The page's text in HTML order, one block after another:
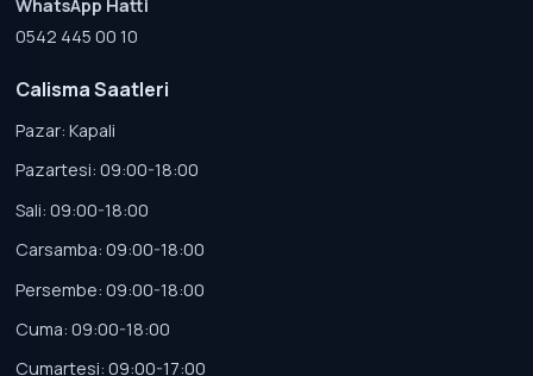
WhatsApp Hatti
0542 445 00 10
Calisma Saatleri
Pazar: Kapali
Pazartesi: 09:00-18:00
Sali: 09:00-18:00
Carsamba: 09:00-18:00
Persembe: 09:00-18:00
Cuma: 09:00-18:00
Cumartesi: 09:00-17:00